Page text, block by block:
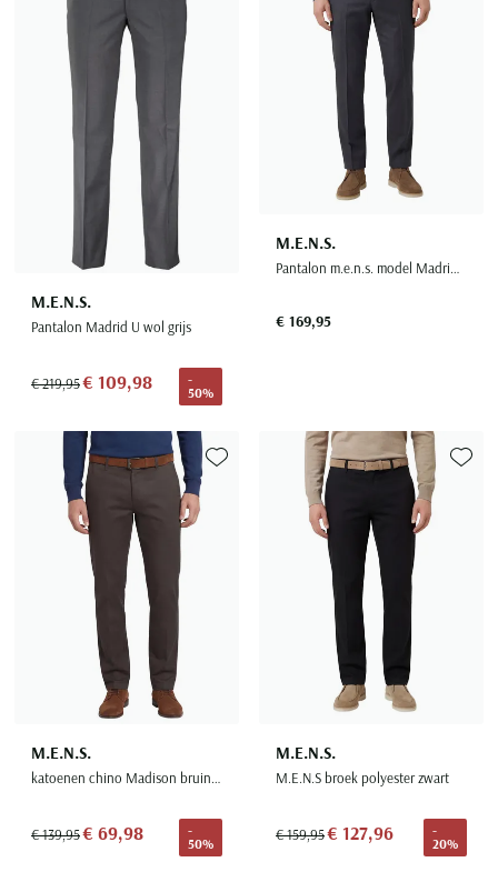
M.E.N.S.
Pantalon Madrid U wol grijs
€ 219,95€ 109,98
-
50%
M.E.N.S.
Pantalon m.e.n.s. model Madrid-U wol antraciet
€ 169,95
M.E.N.S.
katoenen chino Madison bruin effen
€ 139,95€ 69,98
-
50%
Toevoegen aan favorieten
M.E.N.S.
M.E.N.S broek polyester zwart
€ 159,95€ 127,96
-
20%